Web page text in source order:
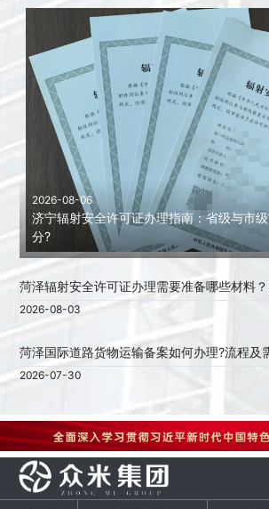
2026-08-06
济宁辐射安全许可证办理指南：省级与市
分?
菏泽辐射安全许可证办理需要准备哪些材料？办理
2026-08-03
菏泽国际道路货物运输备案如何办理?流程及需要
2026-07-30